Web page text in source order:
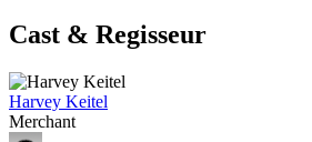
Cast & Regisseur
Harvey Keitel
Merchant